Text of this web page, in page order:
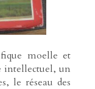
moelle et
intellectuel, un
le réseau des